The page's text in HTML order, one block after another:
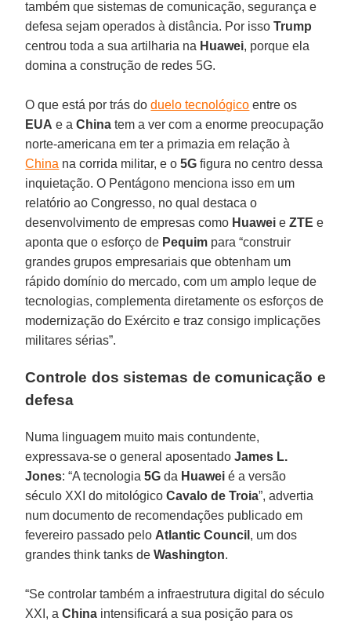
também que sistemas de comunicação, segurança e
defesa sejam operados à distância. Por issoTrump
centrou toda a sua artilharia na Huawei, porque ela
domina a construção de redes 5G.
O que está por trás doduelo tecnológico entre os
EUA e aChina tem a ver com a enorme preocupação
norte-americana em ter a primazia em relação à
China na corrida militar, e o5G figura no centro dessa
inquietação. O Pentágono menciona isso em um
relatório ao Congresso, no qual destaca o
desenvolvimento de empresas como Huawei eZTE e
aponta que o esforço de Pequim para “construir
grandes grupos empresariais que obtenham um
rápido domínio do mercado, com um amplo leque de
tecnologias, complementa diretamente os esforços de
modernização do Exército e traz consigo implicações
militares sérias”.
Controle dos sistemas de comunicação e
defesa
Numa linguagem muito mais contundente,
expressava-se o general aposentadoJames L.
Jones: “A tecnologia5G da Huawei é a versão
século XXI do mitológicoCavalo de Troia”, advertia
num documento de recomendações publicado em
fevereiro passado pelo Atlantic Council , um dos
grandes think tanks deWashington.
“Se controlar também a infraestrutura digital do século
XXI, aChina intensificará a sua posição para os